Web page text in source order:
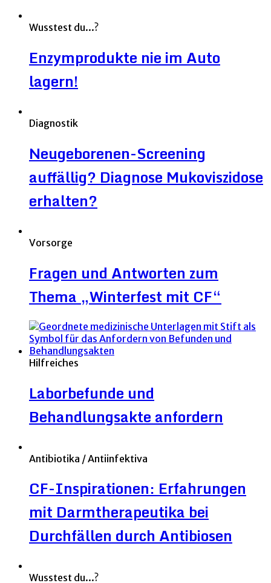
Wusstest du...?
Enzymprodukte nie im Auto
lagern!
Diagnostik
Neugeborenen-Screening
auffällig? Diagnose Mukoviszidose
erhalten?
Vorsorge
Fragen und Antworten zum
Thema „Winterfest mit CF“
Hilfreiches
Laborbefunde und
Behandlungsakte anfordern
Antibiotika / Antiinfektiva
CF-Inspirationen: Erfahrungen
mit Darmtherapeutika bei
Durchfällen durch Antibiosen
Wusstest du...?